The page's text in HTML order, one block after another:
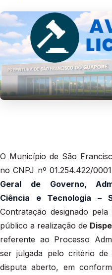
O Município de São
no CNPJ nº 01.254.422/
Geral de Governo,
Ciência e Tecnologia –
Contratação designado
público a realização de
referente ao Processo
ser julgada pelo critério de
disputa aberto, em